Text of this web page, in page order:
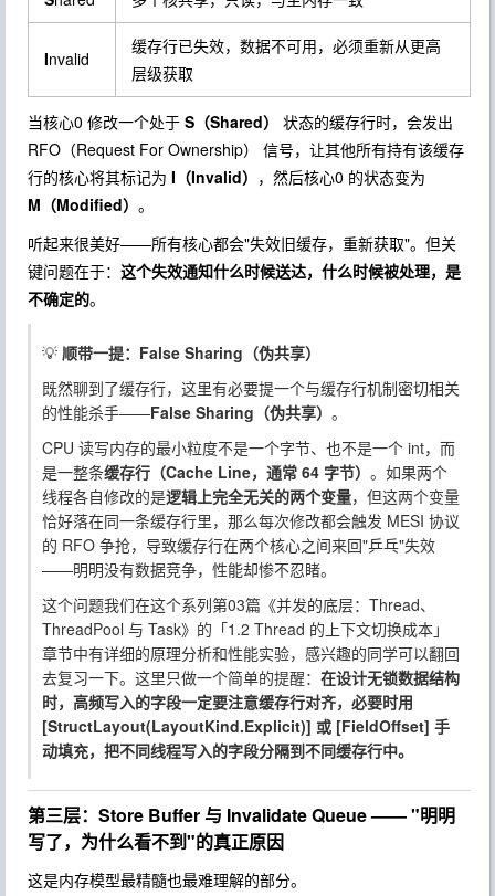
Invalid
缓存行已失效，数据不可用，必须重新从更高
层级获取
当核心0 修改一个处于 S（Shared）
状态的缓存行时，会发出
RFO（Request For Ownership）
信号，让其他所有持有该缓存
行的核心将其标记为 I（Invalid） ，然后核心0 的状态变为
M（Modified） 。
听起来很美好——所有核心都会"失效旧缓存，重新获取"。但关
键问题在于： 这个失效通知什么时候送达，什么时候被处理，是
不确定的。
💡 顺带一提：False Sharing（伪共享）
既然聊到了缓存行，这里有必要提一个与缓存行机制密切相关
的性能杀手——False Sharing（伪共享） 。
CPU 读写内存的最小粒度不是一个字节、也不是一个 int，而
是一整条缓存行（Cache Line，通常 64 字节） 。如果两个
线程各自修改的是逻辑上完全无关的两个变量，但这两个变量
恰好落在同一条缓存行里，那么每次修改都会触发 MESI 协议
的 RFO 争抢，导致缓存行在两个核心之间来回"乒乓"失效
——明明没有数据竞争，性能却惨不忍睹。
这个问题我们在这个系列第03篇《并发的底层：Thread、
ThreadPool 与 Task》的「1.2 Thread 的上下文切换成本」
章节中有详细的原理分析和性能实验，感兴趣的同学可以翻回
去复习一下。这里只做一个简单的提醒： 在设计无锁数据结构
时，高频写入的字段一定要注意缓存行对齐，必要时用
[StructLayout(LayoutKind.Explicit)] 或 [FieldOffset] 手
动填充，把不同线程写入的字段分隔到不同缓存行中。
第三层：Store Buffer 与 Invalidate Queue —— "明明
写了，为什么看不到"的真正原因
这是内存模型最精髓也最难理解的部分。